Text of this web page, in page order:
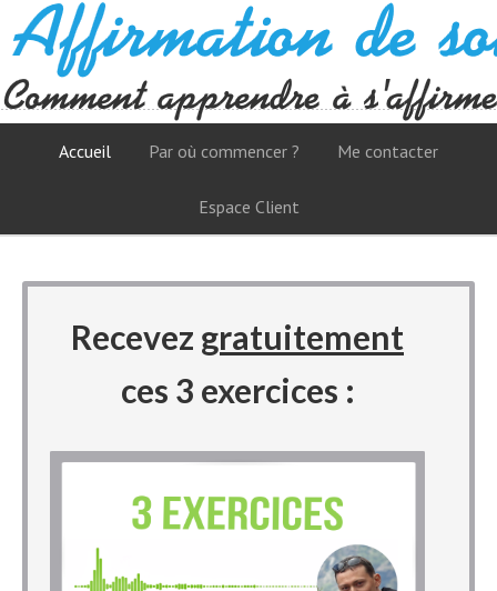
Accueil Par où commencer ? Me contacter
Espace Client
Recevez gratuitement
ces 3 exercices :